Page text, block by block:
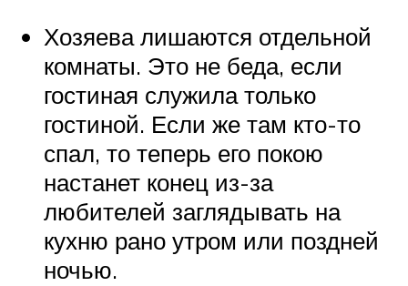
Хозяева лишаются отдельной
комнаты. Это не беда, если
гостиная служила только
гостиной. Если же там кто-то
спал, то теперь его покою
настанет конец из-за
любителей заглядывать на
кухню рано утром или поздней
ночью.